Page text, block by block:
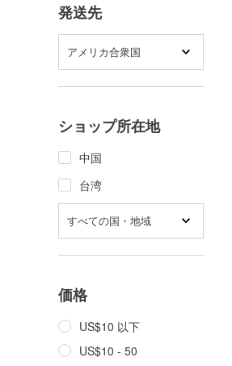
発送先
アメリカ合衆国
ショップ所在地
中国
台湾
すべての国・地域
価格
US$10 以下
US$10 - 50